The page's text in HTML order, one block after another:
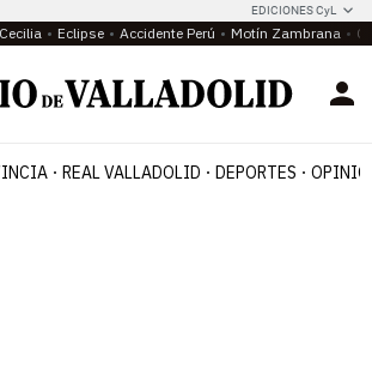
EDICIONES CyL
Eclipse Accidente Perú Motín Zambrana
REAL VALLADOLID DEPORTES